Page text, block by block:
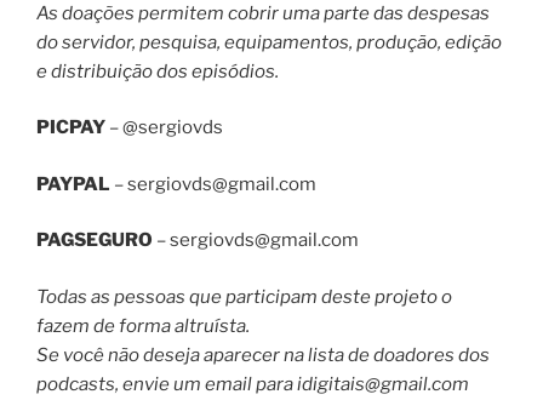
As doações permitem cobrir uma parte das despesas
do servidor, pesquisa, equipamentos, produção, edição
e distribuição dos episódios.
PICPAY – @sergiovds
PAYPAL –sergiovds@gmail.com
PAGSEGURO –sergiovds@gmail.com
Todas as pessoas que participam deste projeto o
fazem de forma altruísta.
Se você não deseja aparecer na lista de doadores dos
podcasts, envie um email paraidigitais@gmail.com